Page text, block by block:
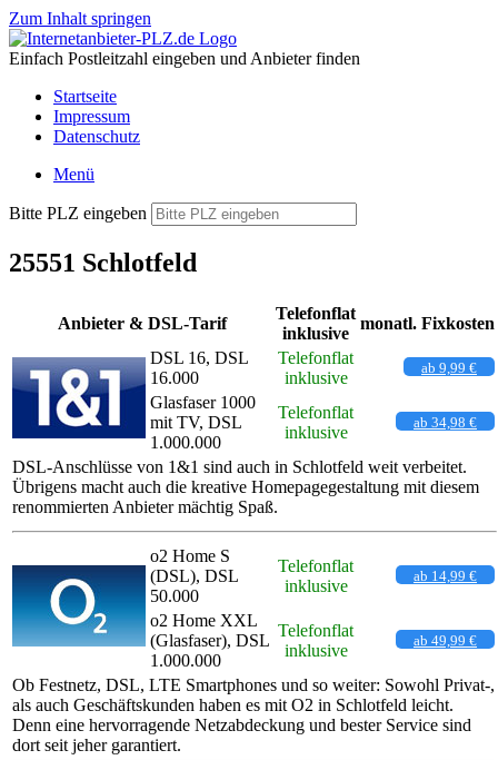
Zum Inhalt springen
Einfach Postleitzahl eingeben und Anbieter finden
Startseite
Impressum
Datenschutz
Menü
Bitte PLZ eingeben
25551 Schlotfeld
Anbieter & DSL-Tarif
Telefonflat
inklusive
monatl. Fixkosten
DSL 16, DSL
16.000
Telefonflat
inklusive
ab 9,99 €
Glasfaser 1000
mit TV, DSL
1.000.000
Telefonflat
inklusive
ab 34,98 €
DSL-Anschlüsse von 1&1 sind auch in Schlotfeld weit verbeitet.
Übrigens macht auch die kreative Homepagegestaltung mit diesem
renommierten Anbieter mächtig Spaß.
o2 Home S
(DSL), DSL
50.000
Telefonflat
inklusive
ab 14,99 €
o2 Home XXL
(Glasfaser), DSL
1.000.000
Telefonflat
inklusive
ab 49,99 €
Ob Festnetz, DSL, LTE Smartphones und so weiter: Sowohl Privat-,
als auch Geschäftskunden haben es mit O2 in Schlotfeld leicht.
Denn eine hervorragende Netzabdeckung und bester Service sind
dort seit jeher garantiert.